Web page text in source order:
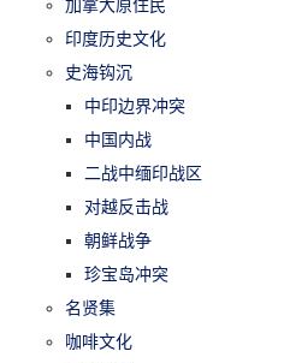
加拿大原住民
印度历史文化
史海钩沉
中印边界冲突
中国内战
二战中缅印战区
对越反击战
朝鲜战争
珍宝岛冲突
名贤集
咖啡文化